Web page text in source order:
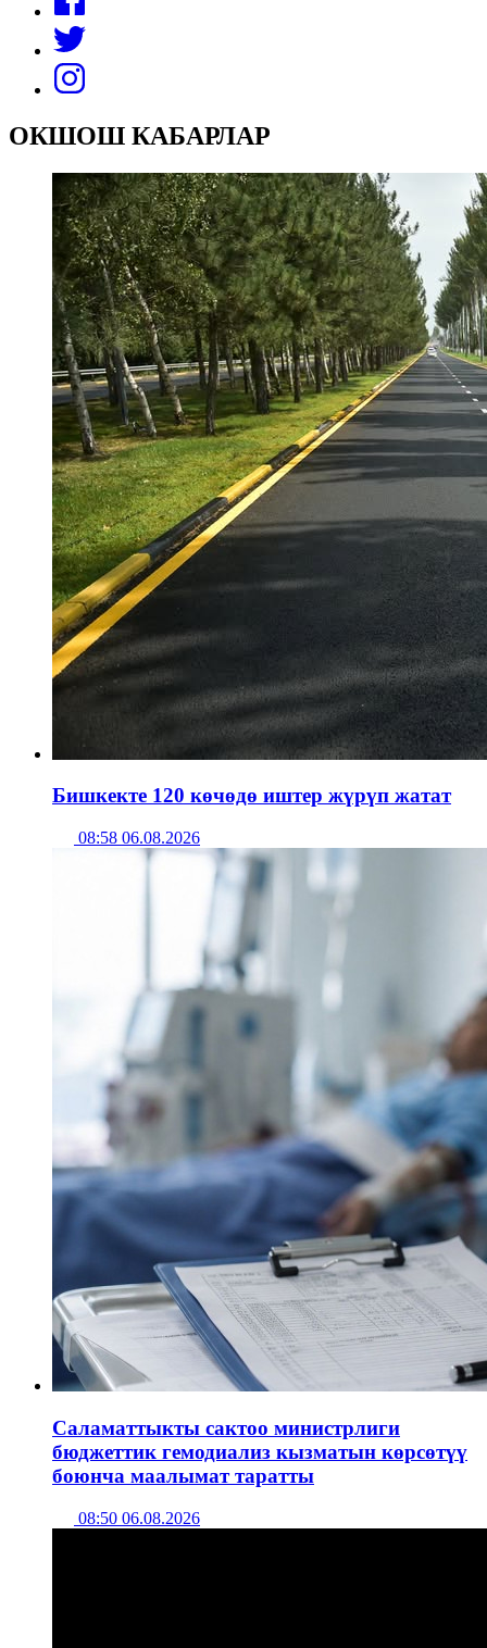
ОКШОШ КАБАРЛАР
Бишкекте 120 көчөдө иштер жүрүп жатат
08:58 06.08.2026
Саламаттыкты сактоо министрлиги
бюджеттик гемодиализ кызматын көрсөтүү
боюнча маалымат таратты
08:50 06.08.2026